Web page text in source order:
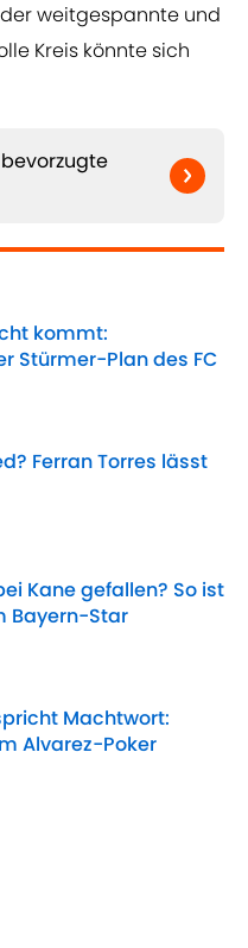
weitgespannte und
Kreis könnte sich
kommt:
Stürmer-Plan des FC
Date
Ferran Torres lässt
Kane gefallen? So ist
Bayern-Star
Date
Machtwort:
Alvarez-Poker